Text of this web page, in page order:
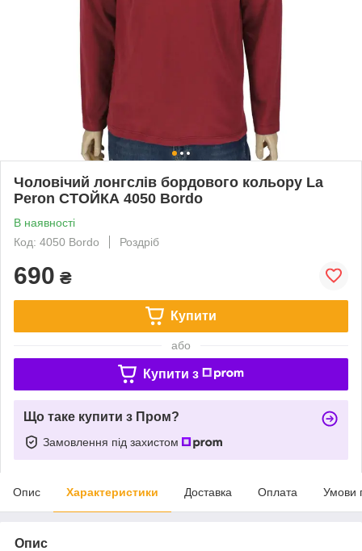
Чоловічий лонгслів бордового кольору La
Peron СТОЙКА 4050 Bordo
В наявності
Код: 4050 Bordo
Роздріб
690 ₴
Купити
або
Купити з
Що таке купити з Пром?
Замовлення під захистом
Опис Характеристики Доставка Оплата Умови
Опис